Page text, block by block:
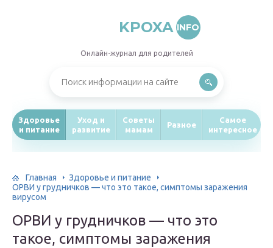
KPOXA INFO
Онлайн-журнал для родителей
Здоровье
и питание
Уход и
развитие
Советы
мамам
Разное
Самое
интересное
Главная
Здоровье и питание
ОРВИ у грудничков — что это такое, симптомы заражения
вирусом
ОРВИ у грудничков — что это
такое, симптомы заражения